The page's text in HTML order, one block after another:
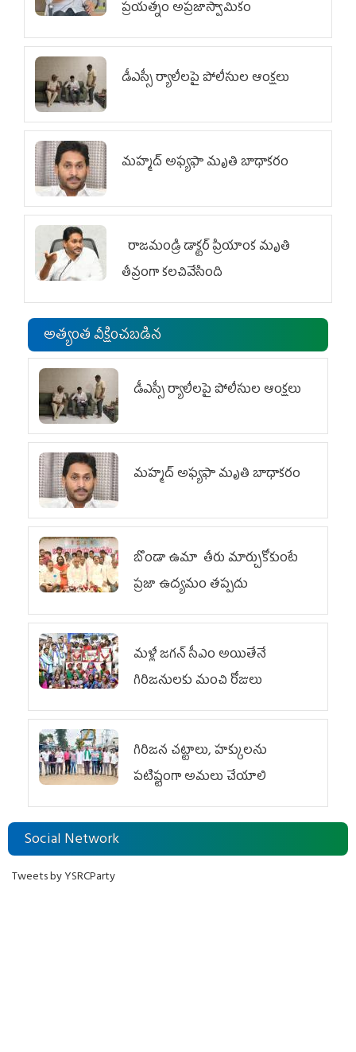
ప్రయత్నం అప్రజాస్వామికం
డీఎస్సీ ర్యాలీలపై పోలీసుల ఆంక్షలు
మహ్మద్‌ అఫ్యఫా మృతి బాధాకరం
రాజమండ్రి డాక్టర్‌ ప్రియాంక మృతి
తీవ్రంగా కలచివేసింది
అత్యంత వీక్షించబడిన
డీఎస్సీ ర్యాలీలపై పోలీసుల ఆంక్షలు
మహ్మద్‌ అఫ్యఫా మృతి బాధాకరం
బొండా ఉమా తీరు మార్చుకోకుంటే
ప్రజా ఉద్యమం తప్పదు
మళ్లీ జగన్ సీఎం అయితేనే
గిరిజనులకు మంచి రోజులు
గిరిజన చట్టాలు, హక్కులను
పటిష్టంగా అమలు చేయాలి
Social Network
Tweets by YSRCParty